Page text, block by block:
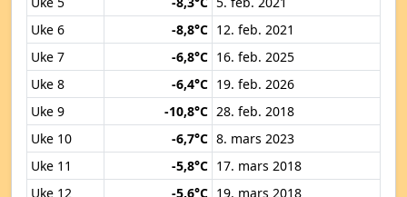
Uke 6
-8,8°C 12. feb. 2021
Uke 7
-6,8°C 16. feb. 2025
Uke 8
-6,4°C 19. feb. 2026
Uke 9
-10,8°C 28. feb. 2018
Uke 10
-6,7°C 8. mars 2023
Uke 11
-5,8°C 17. mars 2018
Uke 12
-5,6°C 19. mars 2018